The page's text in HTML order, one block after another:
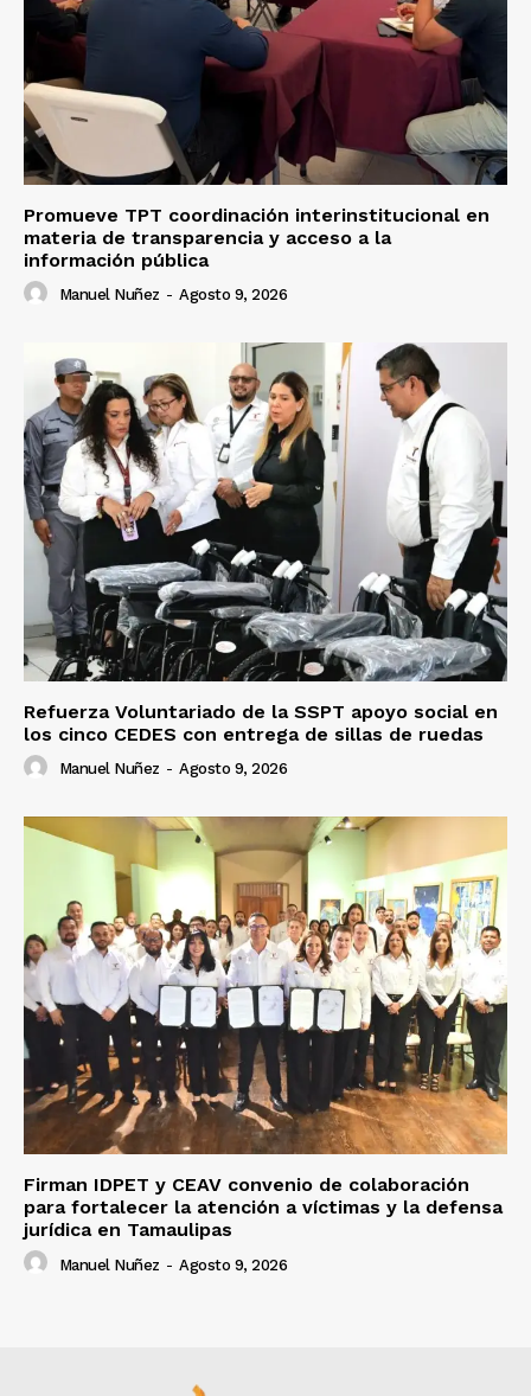
Promueve TPT coordinación interinstitucional en
materia de transparencia y acceso a la
información pública
Manuel Nuñez - Agosto 9, 2026
Refuerza Voluntariado de la SSPT apoyo social en
los cinco CEDES con entrega de sillas de ruedas
Manuel Nuñez - Agosto 9, 2026
Firman IDPET y CEAV convenio de colaboración
para fortalecer la atención a víctimas y la defensa
jurídica en Tamaulipas
Manuel Nuñez - Agosto 9, 2026